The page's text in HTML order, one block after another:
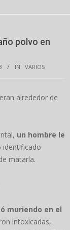
polvo en
IN: VARIOS
alrededor de
un hombre le
identificado
matarla.
muriendo en el
intoxicadas,